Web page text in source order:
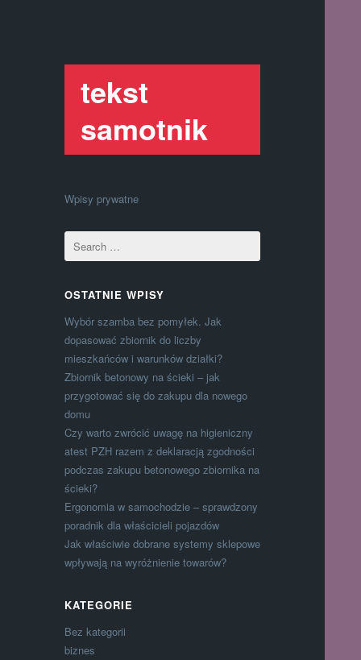
tekst
samotnik
Wpisy prywatne
OSTATNIE WPISY
Wybór szamba bez pomyłek. Jak
dopasować zbiornik do liczby
mieszkańców i warunków działki?
Zbiornik betonowy na ścieki – jak
przygotować się do zakupu dla nowego
domu
Czy warto zwrócić uwagę na higieniczny
atest PZH razem z deklaracją zgodności
podczas zakupu betonowego zbiornika na
ścieki?
Ergonomia w samochodzie – sprawdzony
poradnik dla właścicieli pojazdów
Jak właściwie dobrane systemy sklepowe
wpływają na wyróżnienie towarów?
KATEGORIE
Bez kategorii
biznes